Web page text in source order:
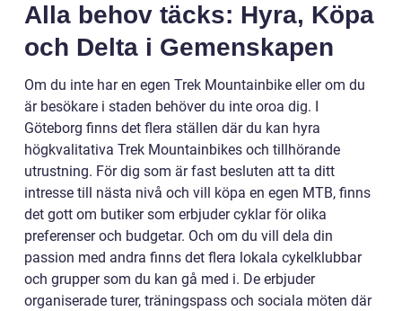
Alla behov täcks: Hyra, Köpa
och Delta i Gemenskapen
Om du inte har en egen Trek Mountainbike eller om du
är besökare i staden behöver du inte oroa dig. I
Göteborg finns det flera ställen där du kan hyra
högkvalitativa Trek Mountainbikes och tillhörande
utrustning. För dig som är fast besluten att ta ditt
intresse till nästa nivå och vill köpa en egen MTB, finns
det gott om butiker som erbjuder cyklar för olika
preferenser och budgetar. Och om du vill dela din
passion med andra finns det flera lokala cykelklubbar
och grupper som du kan gå med i. De erbjuder
organiserade turer, träningspass och sociala möten där